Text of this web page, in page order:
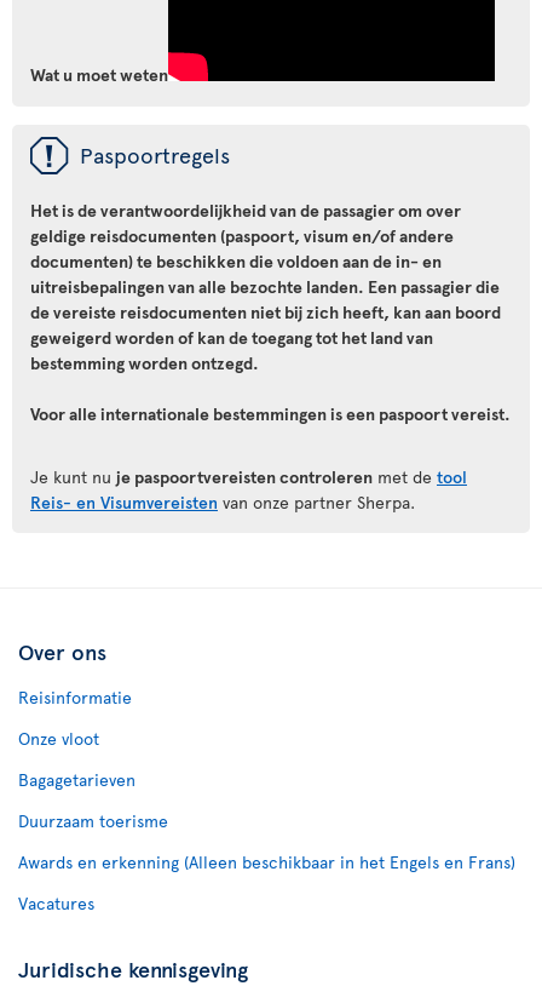
Wat u moet weten
ü Paspoortregels
Het is de verantwoordelijkheid van de passagier om over
geldige reisdocumenten (paspoort, visum en/of andere
documenten) te beschikken die voldoen aan de in- en
uitreisbepalingen van alle bezochte landen. Een passagier die
de vereiste reisdocumenten niet bij zich heeft, kan aan boord
geweigerd worden of kan de toegang tot het land van
bestemming worden ontzegd.
Voor alle internationale bestemmingen is een paspoort vereist.
Je kunt nu je paspoortvereisten controleren met de tool
Reis- en Visumvereisten van onze partner Sherpa.
Over ons
Reisinformatie
Onze vloot
Bagagetarieven
Duurzaam toerisme
Awards en erkenning (Alleen beschikbaar in het Engels en Frans)
Vacatures
Juridische kennisgeving